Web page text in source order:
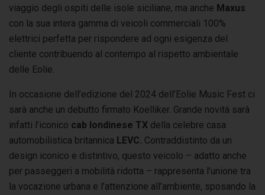
viaggio degli ospiti delle isole siciliane, ma anche Maxus
con la sua intera gamma di veicoli commerciali 100%
elettrici perfetta per rispondere ad ogni esigenza del
cliente contribuendo al contempo al rispetto ambientale
delle Eolie.
In occasione dell’edizione del 2024 dell’Eolie Music Fest ci
sarà anche un debutto firmato Koelliker. Grande novità sarà
infatti l’iconico cab londinese TX della celebre casa
automobilistica britannica LEVC. Contraddistinto da un
design iconico e distintivo, questo veicolo – adatto anche
per passeggeri a mobilità ridotta – rappresenta l’unione tra
la vocazione urbana e l’attenzione all’ambiente, sposando la